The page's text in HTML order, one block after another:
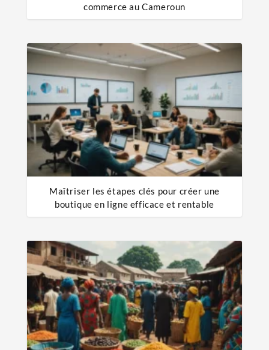
commerce au Cameroun
Maîtriser les étapes clés pour créer une
boutique en ligne efficace et rentable